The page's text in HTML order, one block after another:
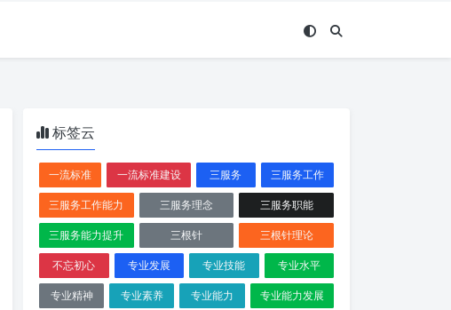
标签云
一流标准 一流标准建设 三服务
三服务工作
三服务工作能力
三服务理念
三服务职能
三服务能力提升
三根针
三根针理论
不忘初心
专业发展 专业技能
专业水平
专业精神
专业素养 专业能力
专业能力发展